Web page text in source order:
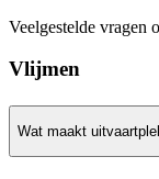
Veelgestelde vragen
Vlijmen
Wat maakt